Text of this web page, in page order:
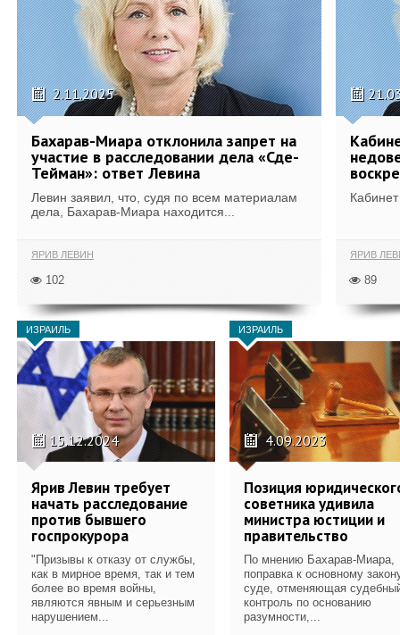
2.11.2025
Бахарав-Миара отклонила запрет на
участие в расследовании дела «Сде-
Тейман»: ответ Левина
Левин заявил, что, судя по всем материалам
дела, Бахарав-Миара находится...
ЯРИВ ЛЕВИН
102
ЯРИВ
89
ИЗРАИЛЬ
15.12.2024
Ярив Левин требует
начать расследование
против бывшего
госпрокурора
"Призывы к отказу от службы,
как в мирное время, так и тем
более во время войны,
являются явным и серьезным
нарушением...
ИЗРАИЛЬ
4.09.2023
Позиция
советника удивила
министра юстиции и
правительство
По мнению Бахарав-Миара,
поправка к основному
суде, отменяющая
контроль по основанию
разумности,...